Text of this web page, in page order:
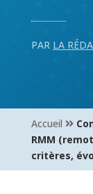
PAR LA
Accueil
RMM
critères,